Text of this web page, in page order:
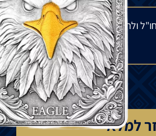
ולתנודות בשוק העולמי. הפער
למלאי